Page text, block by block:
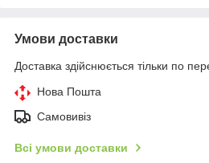
Умови доставки
Доставка здійснюється тільки по
Нова Пошта
Самовивіз
Всі умови доставки